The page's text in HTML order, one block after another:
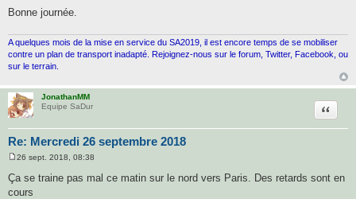
Bonne journée.
A quelques mois de la mise en service du SA2019, il est encore temps de se mobiliser
contre un plan de transport inadapté. Rejoignez-nous sur le forum, Twitter, Facebook, ou
sur le terrain.
JonathanMM
Equipe SaDur
Re: Mercredi 26 septembre 2018
s
s
26 sept. 2018, 08:38
Ça se traine pas mal ce matin sur le nord vers Paris. Des retards sont en
cours